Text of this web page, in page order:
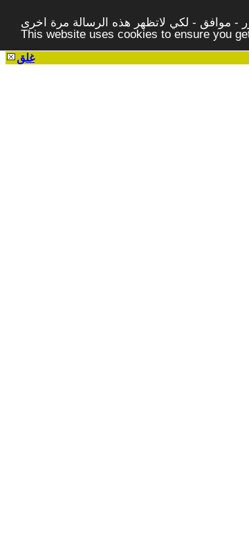
- موافق - لكي لاتظهر هذه الرسالة مرة اخرى -
This website uses cookies to ensure you
غلق